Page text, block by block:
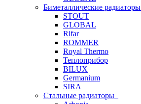
Биметаллические радиаторы
STOUT
GLOBAL
Rifar
ROMMER
Royal Thermo
Теплоприбор
BILUX
Germanium
SIRA
Стальные радиаторы